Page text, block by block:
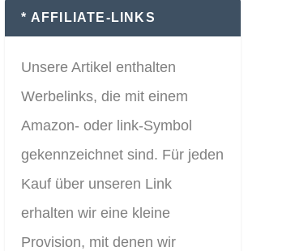
* AFFILIATE-LINKS
Unsere Artikel enthalten
Werbelinks, die mit einem
Amazon- oder link-Symbol
gekennzeichnet sind. Für jeden
Kauf über unseren Link
erhalten wir eine kleine
Provision, mit denen wir